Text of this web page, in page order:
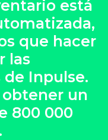
está
que hacer
las
Inpulse.
un
800 000